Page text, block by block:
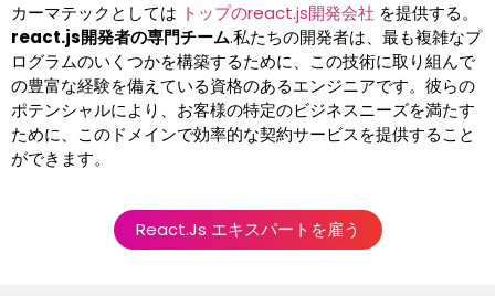
カーマテックとしては トップのreact.js開発会社 を提供する。
react.js開発者の専門チーム.私たちの開発者は、最も複雑なプ
ログラムのいくつかを構築するために、この技術に取り組んで
の豊富な経験を備えている資格のあるエンジニアです。彼らの
ポテンシャルにより、お客様の特定のビジネスニーズを満たす
ために、このドメインで効率的な契約サービスを提供すること
ができます。
React.js エキスパートを雇う